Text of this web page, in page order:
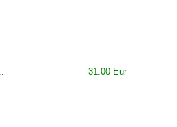
31.00 Eur